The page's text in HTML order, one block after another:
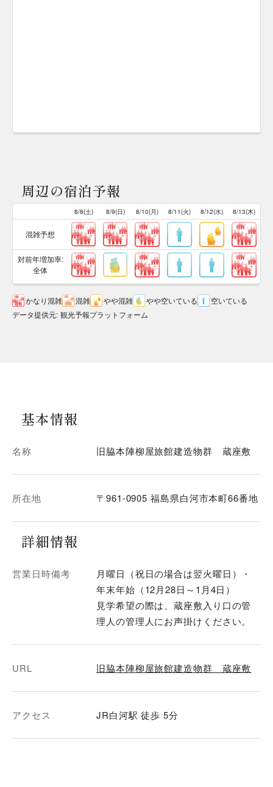
周辺の宿泊予報
8/8(土) 8/9(日) 8/10(月) 8/11(火) 8/12(水) 8/13(木)
混雑予想
対前年増加率:
全体
かなり混雑 混雑 やや混雑 やや空いている
空いている
データ提供元: 観光予報プラットフォーム
基本情報
名称 旧脇本陣柳屋旅館建造物群 蔵座敷
所在地 〒961-0905 福島県白河市本町66番地
詳細情報
営業日時備考
月曜日（祝日の場合は翌火曜日）・
年末年始（12月28日～1月4日）
見学希望の際は、蔵座敷入り口の管
理人の管理人にお声掛けください。
URL 旧脇本陣柳屋旅館建造物群 蔵座敷
アクセス JR白河駅 徒歩 5分